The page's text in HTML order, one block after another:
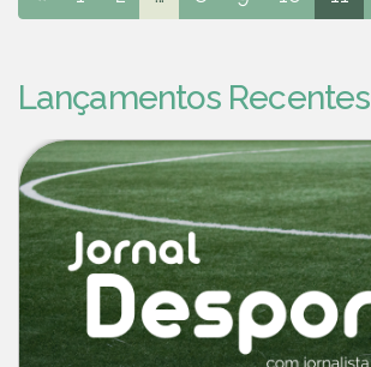
Lançamentos Recentes